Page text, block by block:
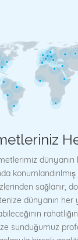
dünyanın
sağlanır,
dünyanın her
sunduğumuz